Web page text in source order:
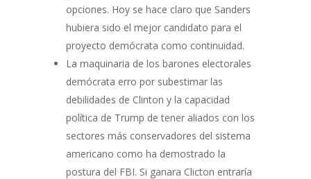
opciones. Hoy se hace claro que Sanders
hubiera sido el mejor candidato para el
proyecto demócrata como continuidad.
La maquinaria de los barones electorales
demócrata erro por subestimar las
debilidades de Clinton y la capacidad
política de Trump de tener aliados con los
sectores más conservadores del sistema
americano como ha demostrado la
postura del FBI. Si ganara Clicton entraría